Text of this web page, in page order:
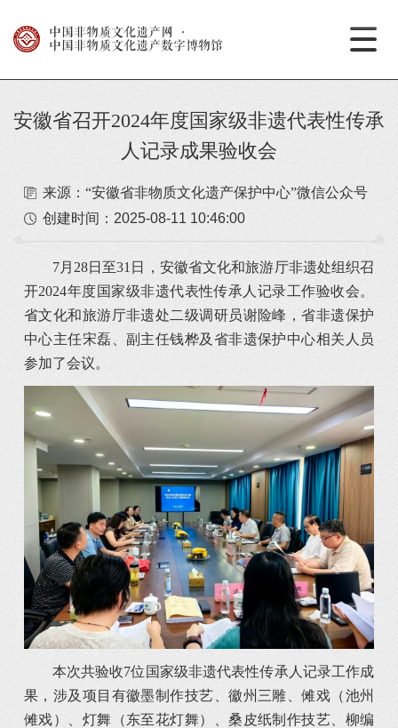
中国非物质文化遗产网
·
中国非物质文化遗产数字博物馆
安徽省召开2024年度国家级非遗代表性传承
人记录成果验收会
来源：“安徽省非物质文化遗产保护中心”微信公众号
创建时间： 2025-08-11 10:46:00
7月28日至31日，安徽省文化和旅游厅非遗处组织召
开2024年度国家级非遗代表性传承人记录工作验收会。
省文化和旅游厅非遗处二级调研员谢险峰，省非遗保护
中心主任宋磊、副主任钱桦及省非遗保护中心相关人员
参加了会议。
本次共验收7位国家级非遗代表性传承人记录工作成
果，涉及项目有徽墨制作技艺、徽州三雕、傩戏（池州
傩戏）、灯舞（东至花灯舞）、桑皮纸制作技艺、柳编